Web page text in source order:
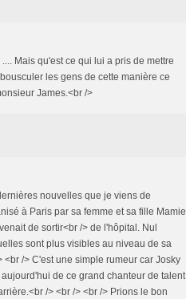
Mais qu'est ce qui lui a pris de mettre
les gens de cette manière ce
James.<br />
nouvelles que je viens de
à Paris par sa femme et sa fille Mamie
de sortir<br /> de l'hôpital. Nul
sont plus visibles au niveau de sa
/> C'est une simple rumeur car Josky
de ce grand chanteur de talent
/> <br /> <br /> Prions le bon